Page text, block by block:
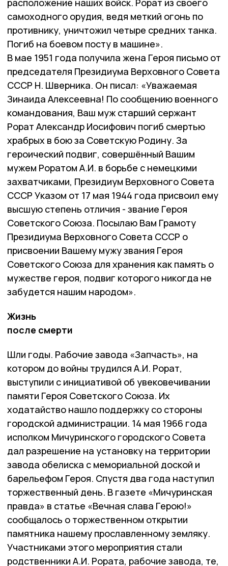
расположение наших войск. Рорат из своего
самоходного орудия, ведя меткий огонь по
противнику, уничтожил четыре средних танка.
Погиб на боевом посту в машине».
В мае 1951 года получила жена Героя письмо от
председателя Президиума Верховного Совета
СССР Н. Шверника. Он писал: «Уважаемая
Зинаида Алексеевна! По сообщению военного
командования, Ваш муж старший сержант
Рорат Александр Иосифович погиб смертью
храбрых в бою за Советскую Родину. За
героический подвиг, совершённый Вашим
мужем Роратом А.И. в борьбе с немецкими
захватчиками, Президиум Верховного Совета
СССР Указом от 17 мая 1944 года присвоил ему
высшую степень отличия - звание Героя
Советского Союза. Посылаю Вам Грамоту
Президиума Верховного Совета СССР о
присвоении Вашему мужу звания Героя
Советского Союза для хранения как память о
мужестве героя, подвиг которого никогда не
забудется нашим народом».
Жизнь
после смерти
Шли годы. Рабочие завода «Запчасть», на
котором до войны трудился А.И. Рорат,
выступили с инициативой об увековечивании
памяти Героя Советского Союза. Их
ходатайство нашло поддержку со стороны
городской администрации. 14 мая 1966 года
исполком Мичуринского городского Совета
дал разрешение на установку на территории
завода обелиска с мемориальной доской и
барельефом Героя. Спустя два года наступил
торжественный день. В газете «Мичуринская
правда» в статье «Вечная слава Герою!»
сообщалось о торжественном открытии
памятника нашему прославленному земляку.
Участниками этого мероприятия стали
родственники А.И. Рората, рабочие завода, те,